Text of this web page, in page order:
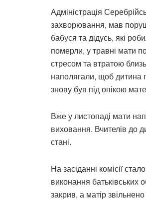
Адміністрація
захворювання, мав
бабуся та дідусь, які
померли, у травні мати
стресом та втратою
наполягали, щоб дитина
знову був під опікою
Вже у листопаді мати
виховання. Вчителів до
стані.
На засіданні комісії
виконання батьківських
закрив, а матір